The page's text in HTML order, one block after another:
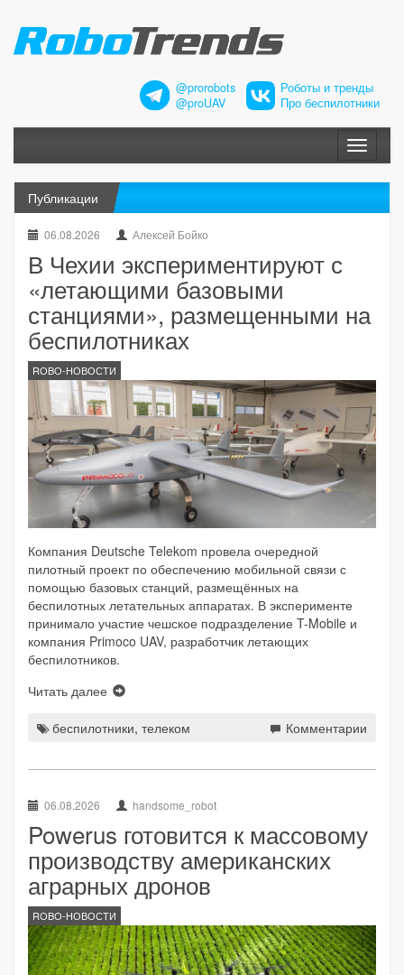
@prorobots
@proUAV
Роботы и тренды
Про беспилотники
Меню
Публикации
06.08.2026 Алексей Бойко
В Чехии экспериментируют с
«летающими базовыми
станциями», размещенными на
беспилотниках
ROBO-НОВОСТИ
Компания Deutsche Telekom провела очередной
пилотный проект по обеспечению мобильной связи с
помощью базовых станций, размещённых на
беспилотных летательных аппаратах. В эксперименте
принимало участие чешское подразделение T-Mobile и
компания Primoco UAV, разработчик летающих
беспилотников.
Читать далее
беспилотники, телеком Комментарии
06.08.2026 handsome_robot
Powerus готовится к массовому
производству американских
аграрных дронов
ROBO-НОВОСТИ